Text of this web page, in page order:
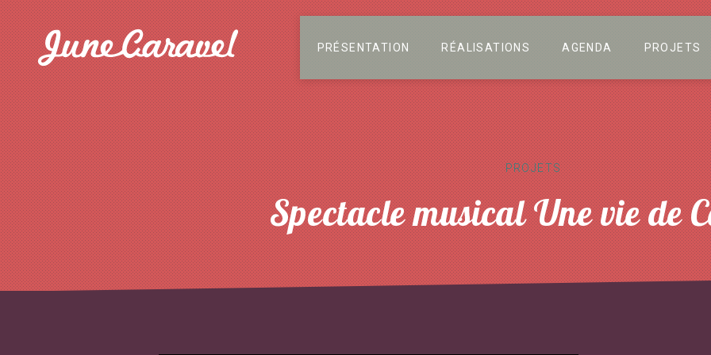
PRÉSENTATION RÉALISATIONS AGENDA PROJETS
PROJETS
Spectacle musical Une vie de